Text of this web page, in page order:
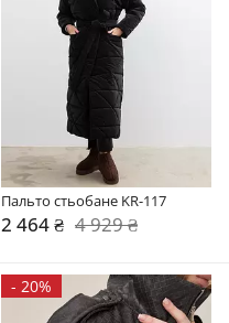
Пальто стьобане KR-117
2 464 ₴ 4 929 ₴
- 20%